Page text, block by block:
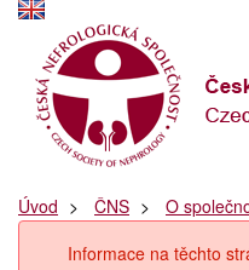
k
navigaci
Přejít
obsah
k
sloupci
Úvod ČNS O
Informace na těchto